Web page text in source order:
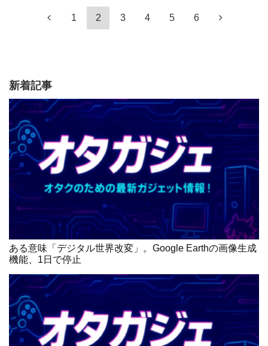
1 2 3 4 5 6
新着記事
ある意味「デジタル世界改変」。Google Earthの画像生成
機能、1日で停止